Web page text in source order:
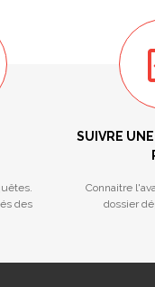
des
SUIVRE
Connaitre
dossier